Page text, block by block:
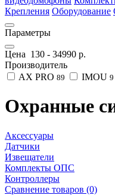
Крепления Оборудование
Параметры
Цена 130 - 34990 р.
Производитель
AX PRO 89 IMOU 9
Охранные
Аксессуары
Датчики
Извещатели
Комплекты ОПС
Контроллеры
Сравнение товаров (0)